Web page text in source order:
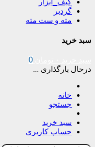
کیف_ابزار
گردبر
مته و ست مته
سبد خرید
0
درحال بارگذاری ...
خانه
جستجو
سبد خرید
حساب کاربری